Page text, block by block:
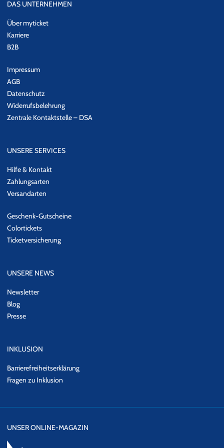
Handy-Klingeltöne, Videospiele und Groschenromane.
DAS UNTERNEHMEN
Über myticket
Karriere
B2B
Impressum
AGB
Datenschutz
Widerrufsbelehrung
Zentrale Kontaktstelle – DSA
UNSERE SERVICES
Hilfe & Kontakt
Zahlungsarten
Versandarten
Geschenk-Gutscheine
Colortickets
Ticketversicherung
UNSERE NEWS
Newsletter
Blog
Presse
INKLUSION
Barrierefreiheitserklärung
Fragen zu Inklusion
UNSER ONLINE-MAGAZIN